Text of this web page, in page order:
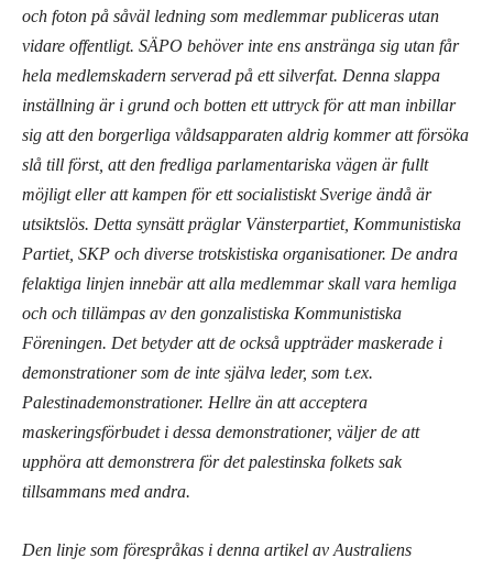
och foton på såväl ledning som medlemmar publiceras utan
vidare offentligt. SÄPO behöver inte ens anstränga sig utan får
hela medlemskadern serverad på ett silverfat. Denna slappa
inställning är i grund och botten ett uttryck för att man inbillar
sig att den borgerliga våldsapparaten aldrig kommer att försöka
slå till först, att den fredliga parlamentariska vägen är fullt
möjligt eller att kampen för ett socialistiskt Sverige ändå är
utsiktslös. Detta synsätt präglar Vänsterpartiet, Kommunistiska
Partiet, SKP och diverse trotskistiska organisationer. De andra
felaktiga linjen innebär att alla medlemmar skall vara hemliga
och och tillämpas av den gonzalistiska Kommunistiska
Föreningen. Det betyder att de också uppträder maskerade i
demonstrationer som de inte själva leder, som t.ex.
Palestinademonstrationer. Hellre än att acceptera
maskeringsförbudet i dessa demonstrationer, väljer de att
upphöra att demonstrera för det palestinska folkets sak
tillsammans med andra.
Den linje som förespråkas i denna artikel av Australiens